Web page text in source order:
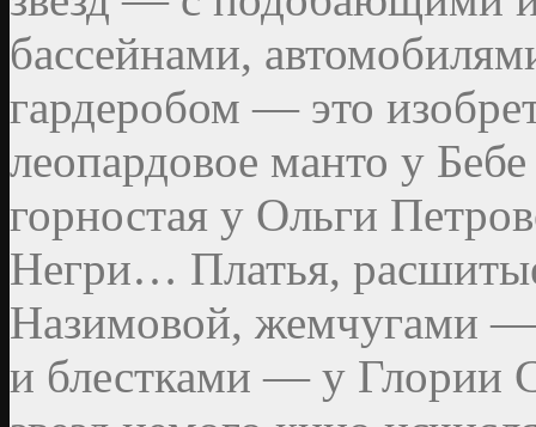
бассейнами,
гардеробом — это
леопардовое манто у
горностая у Ольги
Негри… Платья,
Назимовой, жемчугами
и блестками — у Глории